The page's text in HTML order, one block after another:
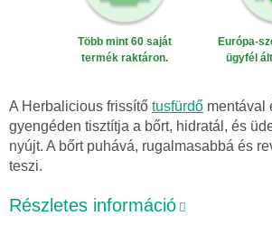
Több mint 60 saját
termék raktáron.
Európa-
ügyfél
A Herbalicious frissítő tusfürdő mentával
gyengéden tisztítja a bőrt, hidratál, és
nyújt. A bőrt puhává, rugalmasabbá és
teszi.
Részletes információ